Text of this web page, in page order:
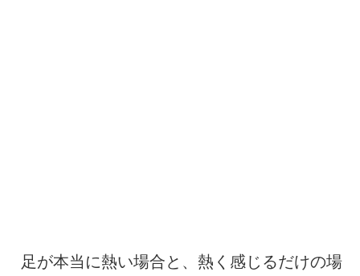
足が本当に熱い場合と、熱く感じるだけの場